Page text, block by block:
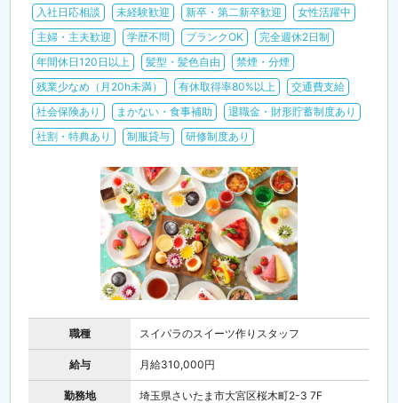
入社日応相談 未経験歓迎 新卒・第二新卒歓迎
女性活躍中
主婦・主夫歓迎
学歴不問 ブランクOK
完全週休2日制
年間休日120日以上
髪型・髪色自由
禁煙・分煙
残業少なめ（月20h未満）
有休取得率80%以上
交通費支給
社会保険あり
まかない・食事補助
退職金・財形貯蓄制度あり
社割・特典あり
制服貸与 研修制度あり
職種 スイパラのスイーツ作りスタッフ
給与 月給310,000円
勤務地 埼玉県さいたま市大宮区桜木町2-3 7F